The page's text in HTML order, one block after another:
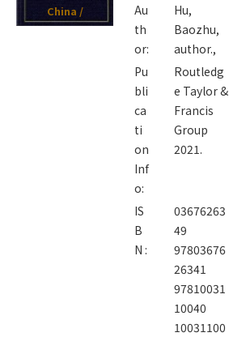
China /
Au
th
or:
Hu,
Baozhu,
author.,
Pu
bli
ca
ti
on
Inf
o:
Routledg
e Taylor &
Francis
Group
2021.
IS
B
N :
03676263
49
97803676
26341
97810031
10040
10031100